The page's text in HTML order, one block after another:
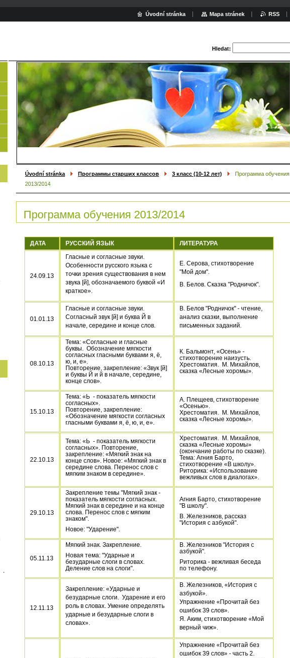
Hledat:
Úvodní stránka Программы старших классов 3 класс (10-12 лет)
Программа обучения
2013/2014
Программа обучения 2013/2014
ДАТА РУССКИЙ ЯЗЫК ЛИТЕРАТУРА
24.09.13
Гласные и согласные звуки.
Особенности русского языка с
точки зрения существования в нем
звука [й], обозначаемого буквой «И
краткое».
Е. Серова, стихотворение
"Мой дом".
В. Белов. Сказка "Родничок".
01.01.13
Гласные и согласные звуки.
Согласный звук [й] и буква Й в
начале, середине и конце слов.
В. Белов "Родничок" - чтение,
анализ сказки, выполнение
письменных заданий.
08.10.13
Тема: «Согласные и гласные
буквы. Обозначение мягкости
согласных гласными буквами я, ё,
ю, и, е».
Повторение, закрепление: «Звук [й]
и буквы Й и й в начале, середине,
конце слов».
К. Бальмонт, «Осень» -
стихотворение наизусть.
Хрестоматия. М. Михайлов,
сказка «Лесные хоромы».
15.10.13
Тема: «Ь - показатель мягкости
согласных».
Повторение, закрепление:
«Обозначение мягкости согласных
гласными буквами я, ё, ю, и, е».
А. Плещеев, стихотворение
«Осенью».
Хрестоматия. М. Михайлов,
сказка «Лесные хоромы».
22.10.13
Тема: «Ь - показатель мягкости
согласных». Повторение,
закрепление: «Мягкий знак на
конце слов». Новое: «Мягкий знак в
середине слова. Перенос слов с
мягким знаком в середине».
Хрестоматия. М. Михайлов,
сказка «Лесные хоромы»
(окончание работы по сказке).
Тема: Агния Барто,
стихотворение «В школу».
Риторика: «Использование
вежливых слов в диалогах».
29.10.13
Закрепление темы "Мягкий знак -
показатель мягкости согласных.
Мягкий знак в середине и на конце
слова. Перенос слов с мягким
знаком".
Новое: "Ударение".
Агния Барто, стихотворение
"В школу".
В. Железников, рассказ
"История с азбукой".
05.11.13
Мягкий знак. Закрепление.
Новая тема: "Ударные и
безударные слоги в словах.
Деление слов на слоги".
В. Железников "История с
азбукой".
Риторика - вежливая беседа
по телефону.
12.11.13
Закрепление: «Ударные и
безударные слоги. Ударение и его
роль в словах. Умение определять
ударные и безударные слоги в
словах».
В. Железников, «История с
азбукой».
Упражнение «Прочитай без
ошибок 39 слов».
Я. Аким, стихотворение «Мой
верный чиж».
Упражнение «Прочитай без
ошибок 39 слов» - часть 2.
Úvodní stránka Mapa stránek RSS